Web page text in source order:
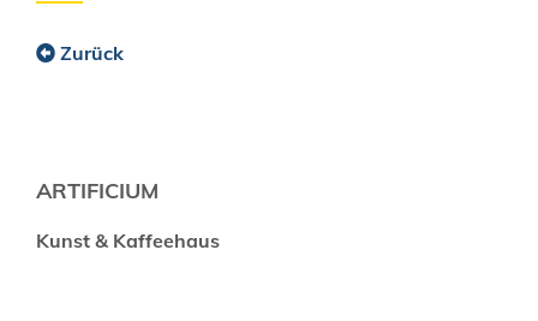
Zurück
ARTIFICIUM
Kunst & Kaffeehaus